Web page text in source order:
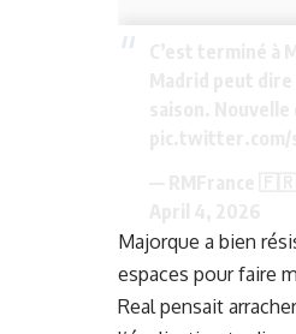
Majorque a bien
espaces pour faire
Real pensait